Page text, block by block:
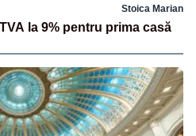
Stoica Marian
la 9% pentru prima casă